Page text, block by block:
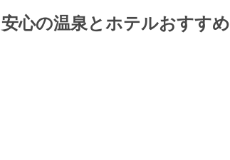
心の温泉とホテルおすすめ